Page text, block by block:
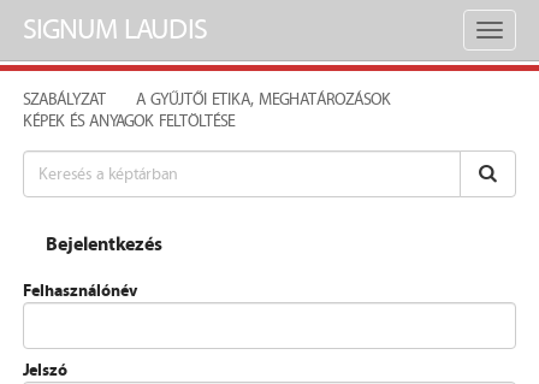
Toggle
SIGNUM LAUDIS
SZABÁLYZAT
A GYŰJTŐI ETIKA, MEGHATÁROZÁSOK
KÉPEK ÉS ANYAGOK FELTÖLTÉSE
Bejelentkezés
Felhasználónév
Jelszó